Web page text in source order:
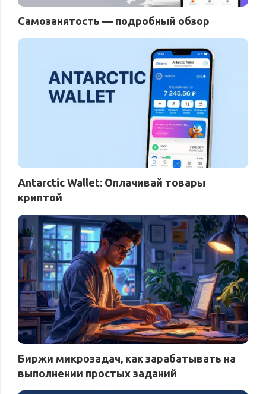
Самозанятость — подробный обзор
Antarctic Wallet: Оплачивай товары
криптой
Биржи микрозадач, как зарабатывать на
выполнении простых заданий